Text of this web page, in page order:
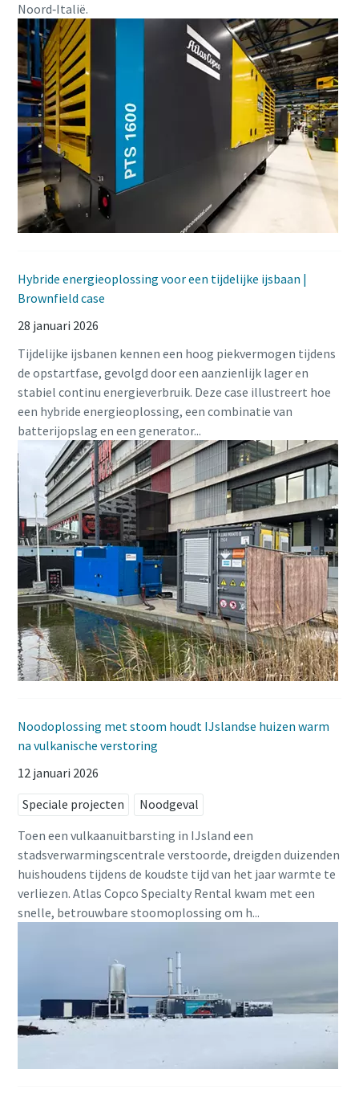
Noord‑Italië.
Hybride energieoplossing voor een tijdelijke ijsbaan |
Brownfield case
28 januari 2026
Tijdelijke ijsbanen kennen een hoog piekvermogen tijdens
de opstartfase, gevolgd door een aanzienlijk lager en
stabiel continu energieverbruik. Deze case illustreert hoe
een hybride energieoplossing, een combinatie van
batterijopslag en een generator...
Noodoplossing met stoom houdt IJslandse huizen warm
na vulkanische verstoring
12 januari 2026
Speciale projecten
Noodgeval
Toen een vulkaanuitbarsting in IJsland een
stadsverwarmingscentrale verstoorde, dreigden duizenden
huishoudens tijdens de koudste tijd van het jaar warmte te
verliezen. Atlas Copco Specialty Rental kwam met een
snelle, betrouwbare stoomoplossing om h...